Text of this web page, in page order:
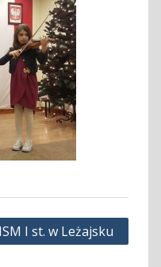
I st. w Leżajsku